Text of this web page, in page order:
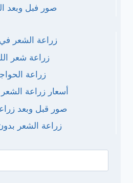
صور فبل وبعد
زراعة الشعر في
زراعة شعر
زراعة
أسعار زراعة
صور قبل وبعد
زراعة الشعر